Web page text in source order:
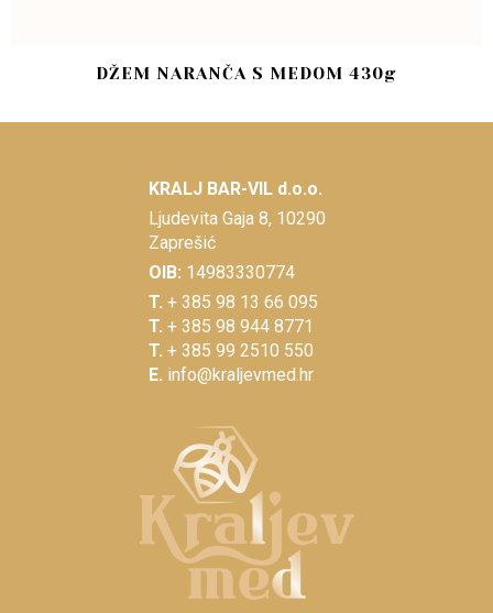
DŽEM NARANČA S MEDOM 430g
KRALJ BAR-VIL d.o.o.
Ljudevita Gaja 8, 10290
Zaprešić
OIB: 14983330774
T. + 385 98 13 66 095
T. + 385 98 944 8771
T. + 385 99 2510 550
E. info@kraljevmed.hr